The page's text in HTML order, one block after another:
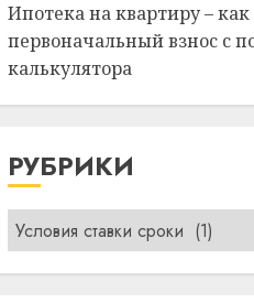
Ипотека на квартиру – как
первоначальный взнос с
калькулятора
РУБРИКИ
Рубрики